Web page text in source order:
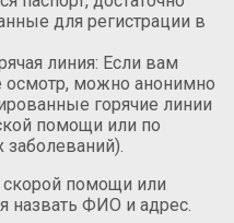
для регистрации в
линия: Если вам
осмотр, можно анонимно
горячие линии
помощи или по
помощи или
назвать ФИО и адрес.